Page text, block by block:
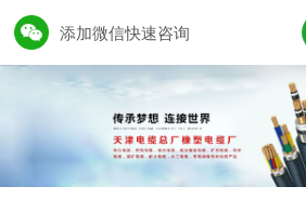
添加微信快速咨询